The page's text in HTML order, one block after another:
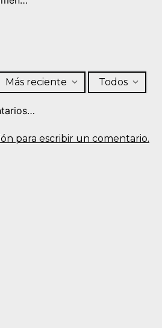
para escribir un comentario.
Más reciente Todos